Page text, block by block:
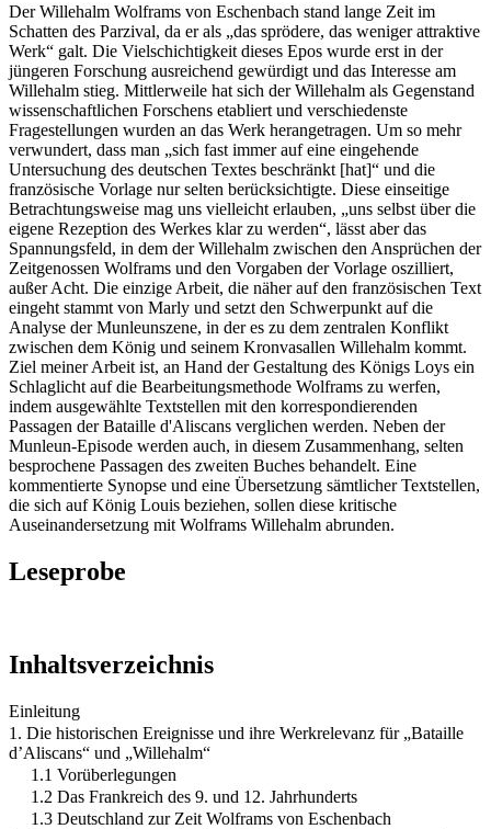
Der Willehalm Wolframs von Eschenbach stand lange Zeit im
Schatten des Parzival, da er als „das sprödere, das weniger attraktive
Werk“ galt. Die Vielschichtigkeit dieses Epos wurde erst in der
jüngeren Forschung ausreichend gewürdigt und das Interesse am
Willehalm stieg. Mittlerweile hat sich der Willehalm als Gegenstand
wissenschaftlichen Forschens etabliert und verschiedenste
Fragestellungen wurden an das Werk herangetragen. Um so mehr
verwundert, dass man „sich fast immer auf eine eingehende
Untersuchung des deutschen Textes beschränkt [hat]“ und die
französische Vorlage nur selten berücksichtigte. Diese einseitige
Betrachtungsweise mag uns vielleicht erlauben, „uns selbst über die
eigene Rezeption des Werkes klar zu werden“, lässt aber das
Spannungsfeld, in dem der Willehalm zwischen den Ansprüchen der
Zeitgenossen Wolframs und den Vorgaben der Vorlage oszilliert,
außer Acht. Die einzige Arbeit, die näher auf den französischen Text
eingeht stammt von Marly und setzt den Schwerpunkt auf die
Analyse der Munleunszene, in der es zu dem zentralen Konflikt
zwischen dem König und seinem Kronvasallen Willehalm kommt.
Ziel meiner Arbeit ist, an Hand der Gestaltung des Königs Loys ein
Schlaglicht auf die Bearbeitungsmethode Wolframs zu werfen,
indem ausgewählte Textstellen mit den korrespondierenden
Passagen der Bataille d'Aliscans verglichen werden. Neben der
Munleun-Episode werden auch, in diesem Zusammenhang, selten
besprochene Passagen des zweiten Buches behandelt. Eine
kommentierte Synopse und eine Übersetzung sämtlicher Textstellen,
die sich auf König Louis beziehen, sollen diese kritische
Auseinandersetzung mit Wolframs Willehalm abrunden.
Leseprobe
Inhaltsverzeichnis
Einleitung
1. Die historischen Ereignisse und ihre Werkrelevanz für „Bataille
d’Aliscans“ und „Willehalm“
1.1 Vorüberlegungen
1.2 Das Frankreich des 9. und 12. Jahrhunderts
1.3 Deutschland zur Zeit Wolframs von Eschenbach